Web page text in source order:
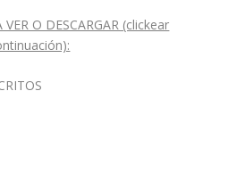
VER O DESCARGAR (clickear